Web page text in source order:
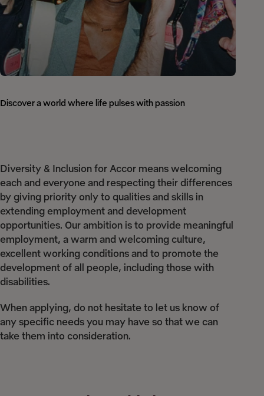
Discover a world where life pulses with passion
Diversity & Inclusion for Accor means welcoming
each and everyone and respecting their differences
by giving priority only to qualities and skills in
extending employment and development
opportunities. Our ambition is to provide meaningful
employment, a warm and welcoming culture,
excellent working conditions and to promote the
development of all people, including those with
disabilities.
When applying, do not hesitate to let us know of
any specific needs you may have so that we can
take them into consideration.